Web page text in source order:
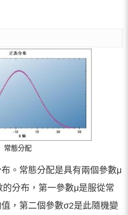
常態分配
。常態分配是具有兩個參數μ
分布，第一參數μ是服從常
，第二個參數σ2是此隨機變